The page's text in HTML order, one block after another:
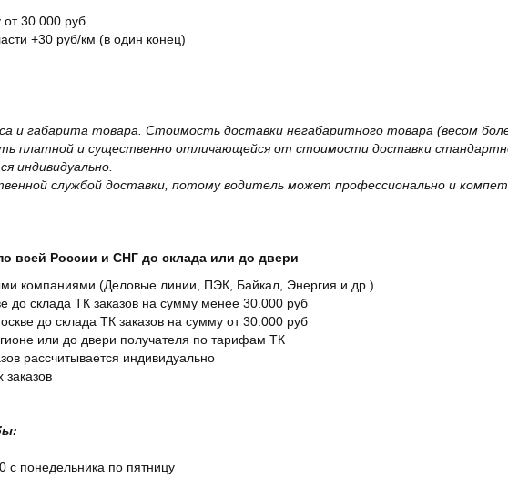
от 30.000 руб
+30 руб/км (в один конец)
и габарита товара. Стоимость доставки негабаритного товара (весом
платной и существенно отличающейся от стоимости доставки
индивидуально.
службой доставки, потому водитель может профессионально и
всей России и СНГ до склада или до двери
компаниями (Деловые линии, ПЭК, Байкал, Энергия и др.)
до склада ТК заказов на сумму менее 30.000 руб
до склада ТК заказов на сумму от 30.000 руб
или до двери получателя по тарифам ТК
рассчитывается индивидуально
заказов
с понедельника по пятницу